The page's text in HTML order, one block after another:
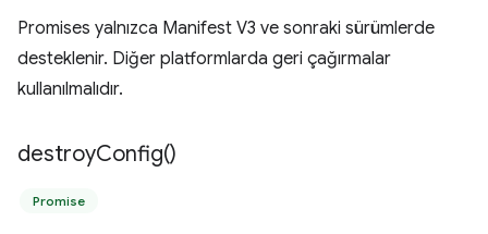
Promises yalnızca Manifest V3 ve sonraki sürümlerde
desteklenir. Diğer platformlarda geri çağırmalar
kullanılmalıdır.
destroyConfig()
Promise